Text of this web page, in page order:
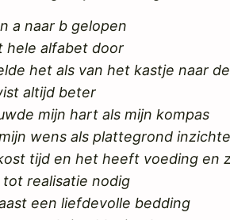
a naar b gelopen
hele alfabet door
het als van het kastje naar
altijd beter
mijn hart als mijn kompas
wens als plattegrond
tijd en het heeft voeding en
realisatie nodig
een liefdevolle bedding